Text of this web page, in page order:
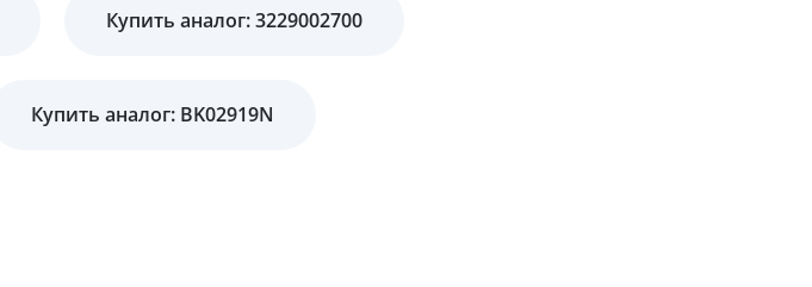
Купить аналог: 3229002700
Купить аналог: BK02919N